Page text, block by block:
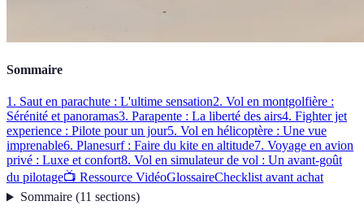
Sommaire
1. Saut en parachute : L'ultime sensation2. Vol en montgolfière :
Sérénité et panoramas3. Parapente : La liberté des airs4. Fighter jet
experience : Pilote pour un jour5. Vol en hélicoptère : Une vue
imprenable6. Planesurf : Faire du kite en altitude7. Voyage en avion
privé : Luxe et confort8. Vol en simulateur de vol : Un avant-goût
du pilotage📺 Ressource VidéoGlossaireChecklist avant achat
Sommaire(11 sections)